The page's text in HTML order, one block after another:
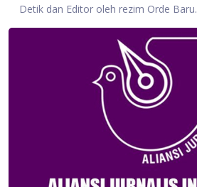
Detik dan Editor oleh rezim Orde Baru.